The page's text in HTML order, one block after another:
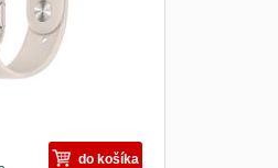
do košíka